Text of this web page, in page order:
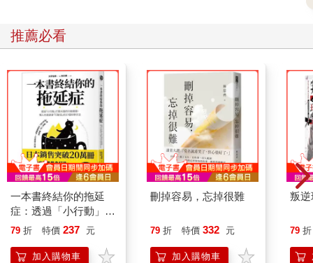
推薦必看
一本書終結你的拖延
症：透過「小行動」打
開大腦的行動開關，懶
的37個科學方法
79 折 特價 237 元
加入購物車
刪掉容易，忘掉很難
79 折 特價 332 元
加入購物車
叛逆
79 折